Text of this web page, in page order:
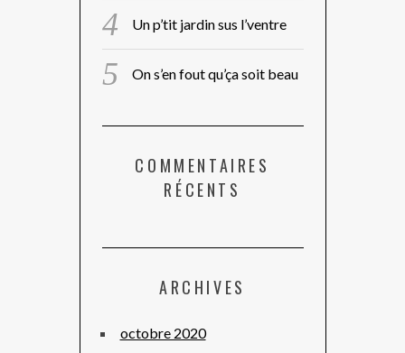
Un p’tit jardin sus l’ventre
On s’en fout qu’ça soit beau
COMMENTAIRES
RÉCENTS
ARCHIVES
octobre 2020